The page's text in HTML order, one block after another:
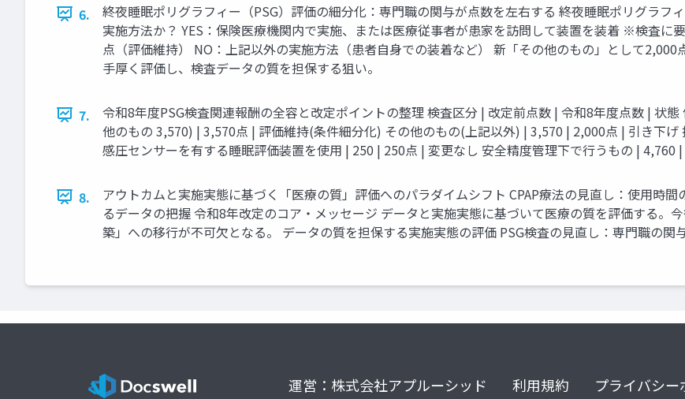
6.
終夜睡眠ポリグラフィー（PSG）評価の細分化：専門職の関与が点数を左右する 終夜睡眠ポリグラフ
実施方法か？ YES：保険医療機関内で実施、または医療従事者が患家を訪問して装置を装着 ※検査に
点（評価維持） NO：上記以外の実施方法（患者自身での装着など） 新「その他のもの」として
手厚く評価し、検査データの質を担保する狙い。
7.
令和8年度PSG検査関連報酬の全容と改定ポイントの整理 検査区分 | 改定前点数 | 令和8年度点数 | 状
他のもの 3,570) | 3,570点 | 評価維持(条件細分化) その他のもの(上記以外) | 3,570 | 2,000点 | 引き下
感圧センサーを有する睡眠評価装置を使用 | 250 | 250点 | 変更なし 安全精度管理下で行うもの | 4,760
8.
アウトカムと実施実態に基づく「医療の質」評価へのパラダイムシフト CPAP療法の見直し：使用時
るデータの把握 令和8年改定のコア・メッセージ データと実施実態に基づいて医療の質を評価する。
築」への移行が不可欠となる。 データの質を担保する実施実態の評価 PSG検査の見直し：専門職の関
運営：株式会社アプルーシッド 利用規約 プライバシー